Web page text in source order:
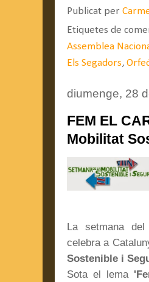
Publicat per
Etiquetes de
Assemblea
Els Segadors,
diumenge, 28
FEM EL
Mobilitat
La setmana
celebra a
Sostenible i
Sota el lema